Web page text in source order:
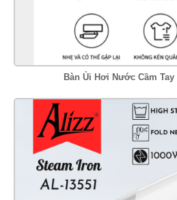
Bàn Ủi Hơi Nước Cầm